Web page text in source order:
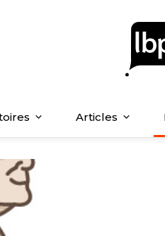
Articles